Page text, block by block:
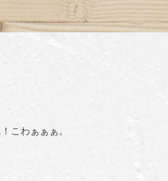
ん、運命のお相手と愛と将来を誓
こわぁぁぁ。